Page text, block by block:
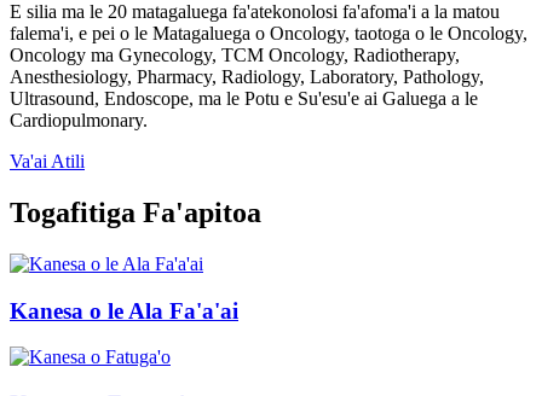
E silia ma le 20 matagaluega fa'atekonolosi fa'afoma'i a la matou
falema'i, e pei o le Matagaluega o Oncology, taotoga o le Oncology,
Oncology ma Gynecology, TCM Oncology, Radiotherapy,
Anesthesiology, Pharmacy, Radiology, Laboratory, Pathology,
Ultrasound, Endoscope, ma le Potu e Su'esu'e ai Galuega a le
Cardiopulmonary.
Va'ai Atili
Togafitiga Fa'apitoa
Kanesa o le Ala Fa'a'ai